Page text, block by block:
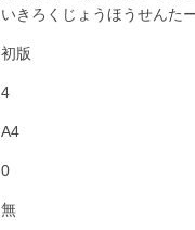
いきろくじょうほうせんたー
初版
4
A4
0
無